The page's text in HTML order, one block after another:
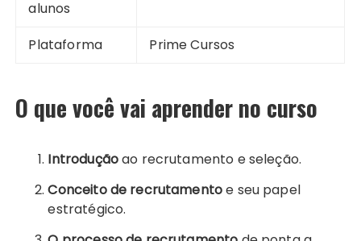
alunos
Plataforma Prime Cursos
O que você vai aprender no curso
Introduçãoao recrutamento e seleção.
Conceito de recrutamentoe seu papel
estratégico.